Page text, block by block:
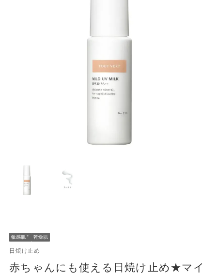
敏感肌 ＊ 乾燥肌
日焼け止め
赤ちゃんにも使える日焼け止め★マイ